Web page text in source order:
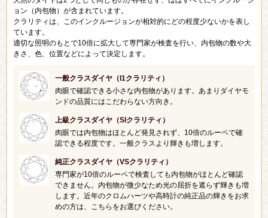
ョン（内包物）が含まれています。
クラリティは、このインクルージョンが相対的にどの程度少ないかを表し
ています。
適切な照明のもとで10倍に拡大して専門家が検査を行い、内包物の数や大
きさ、色、位置などによって決定します。
一般クラスダイヤ（I1クラリティ）
肉眼で確認できる小さな内包物があります。あまりダイヤモ
ンドの品質にはこだわらない方向き。
上級クラスダイヤ（SIクラリティ）
肉眼では内包物はほとんど発見されず、10倍のルーペで確
認できる程度です。一般クラスより輝きも増します。
純正クラスダイヤ（VSクラリティ）
専門家が10倍のルーペで検査しても内包物がほとんど確認
できません。内包物が微少なため光の屈折を遮らず輝きも増
します。近年のクロムハーツや高時計の純正品の輝きをお求
めの方は、こちらをお選びください。